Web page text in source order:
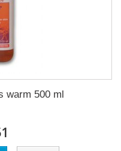
warm 500 ml